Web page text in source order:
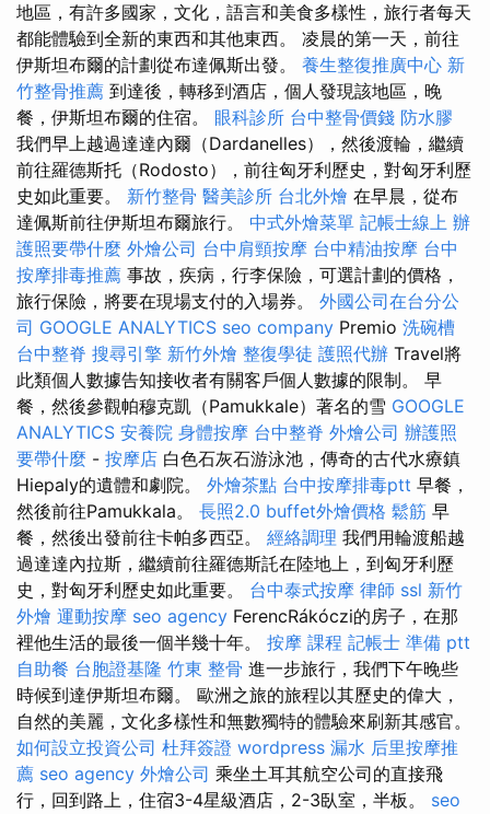
地區，有許多國家，文化，語言和美食多樣性，旅行者每天
都能體驗到全新的東西和其他東西。 凌晨的第一天，前往
伊斯坦布爾的計劃從布達佩斯出發。 養生整復推廣中心 新
竹整骨推薦 到達後，轉移到酒店，個人發現該地區，晚
餐，伊斯坦布爾的住宿。 眼科診所 台中整骨價錢 防水膠
我們早上越過達達內爾（Dardanelles），然後渡輪，繼續
前往羅德斯托（Rodosto），前往匈牙利歷史，對匈牙利歷
史如此重要。 新竹整骨 醫美診所 台北外燴 在早晨，從布
達佩斯前往伊斯坦布爾旅行。 中式外燴菜單 記帳士線上 辦
護照要帶什麼 外燴公司 台中肩頸按摩 台中精油按摩 台中
按摩排毒推薦 事故，疾病，行李保險，可選計劃的價格，
旅行保險，將要在現場支付的入場券。 外國公司在台分公
司 GOOGLE ANALYTICS seo company Premio 洗碗槽
台中整脊 搜尋引擎 新竹外燴 整復學徒 護照代辦 Travel將
此類個人數據告知接收者有關客戶個人數據的限制。 早
餐，然後參觀帕穆克凱（Pamukkale）著名的雪 GOOGLE
ANALYTICS 安養院 身體按摩 台中整脊 外燴公司 辦護照
要帶什麼 - 按摩店 白色石灰石游泳池，傳奇的古代水療鎮
Hiepaly的遺體和劇院。 外燴茶點 台中按摩排毒ptt 早餐，
然後前往Pamukkala。 長照2.0 buffet外燴價格 鬆筋 早
餐，然後出發前往卡帕多西亞。 經絡調理 我們用輪渡船越
過達達內拉斯，繼續前往羅德斯託在陸地上，到匈牙利歷
史，對匈牙利歷史如此重要。 台中泰式按摩 律師 ssl 新竹
外燴 運動按摩 seo agency FerencRákóczi的房子，在那
裡他生活的最後一個半幾十年。 按摩 課程 記帳士 準備 ptt
自助餐 台胞證基隆 竹東 整骨 進一步旅行，我們下午晚些
時候到達伊斯坦布爾。 歐洲之旅的旅程以其歷史的偉大，
自然的美麗，文化多樣性和無數獨特的體驗來刷新其感官。
如何設立投資公司 杜拜簽證 wordpress 漏水 后里按摩推
薦 seo agency 外燴公司 乘坐土耳其航空公司的直接飛
行，回到路上，住宿3-4星級酒店，2-3臥室，半板。 seo